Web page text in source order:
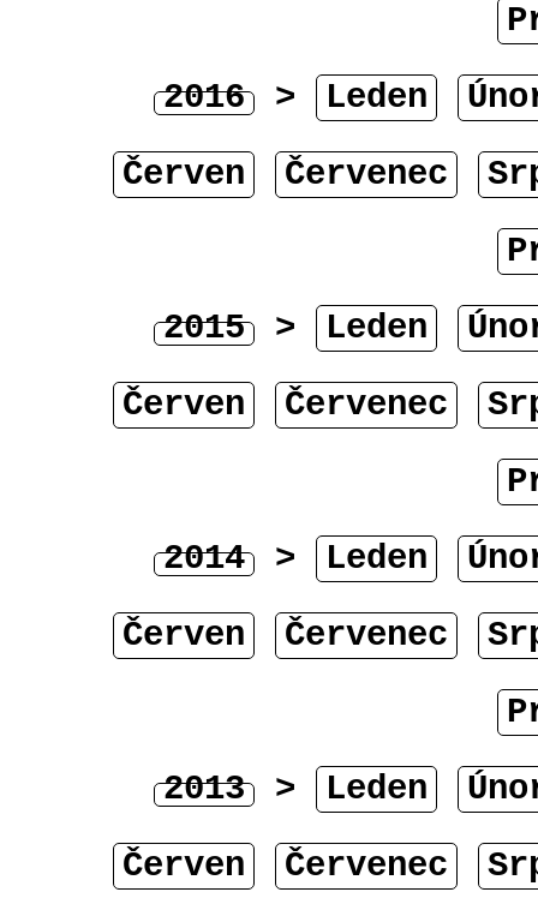
2016 > Leden
Červen
Červenec
2015 > Leden
Červen
Červenec
2014 > Leden
Červen
Červenec
2013 > Leden
Červen
Červenec